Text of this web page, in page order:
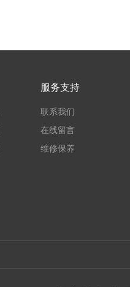
服务支持
联系我们
在线留言
维修保养